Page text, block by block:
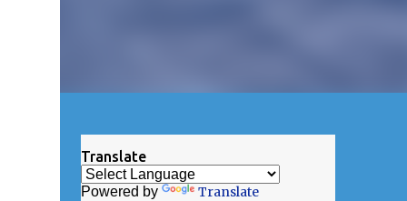
Translate
Powered by Translate